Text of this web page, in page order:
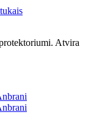
Atvira